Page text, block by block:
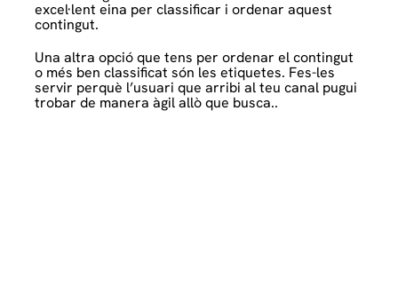
excel·lent eina per classificar i ordenar aquest
contingut.
Una altra opció que tens per ordenar el contingut
o més ben classificat són les etiquetes. Fes-les
servir perquè l’usuari que arribi al teu canal pugui
trobar de manera àgil allò que busca..